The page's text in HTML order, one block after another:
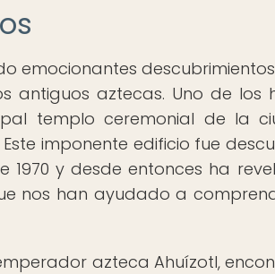
emocionantes
antiguos aztecas. Uno de los
templo ceremonial de la
imponente edificio fue
y desde entonces ha
nos han ayudado a
azteca Ahuízotl,